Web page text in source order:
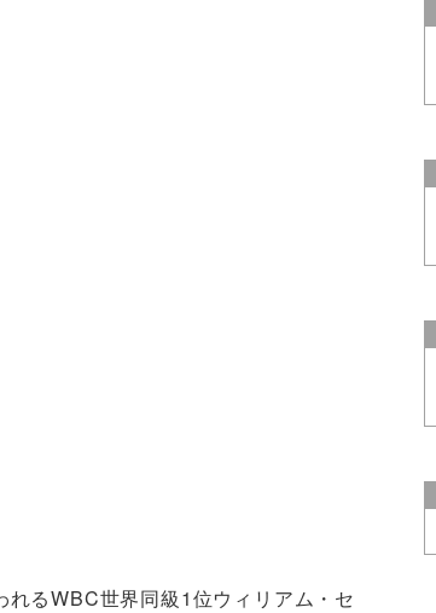
るWBC世界同級1位ウィリアム・セ